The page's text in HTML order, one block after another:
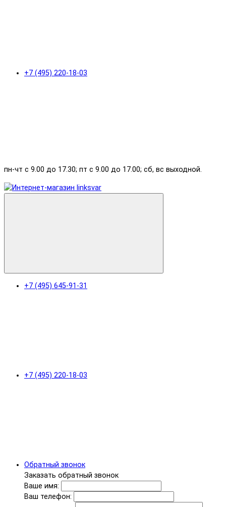
+7 (495) 220-18-03
пн-чт с 9.00 до 17.30; пт с 9.00 до 17.00; сб, вс выходной.
+7 (495) 645-91-31
+7 (495) 220-18-03
Обратный звонок
Заказать обратный звонок
Ваше имя:
Ваш телефон: